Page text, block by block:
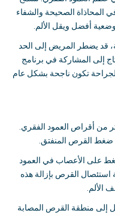
المحاذاة الصحيحة والشفاء
أفضل ويقل الألم.
قد يضطر المريض إلى الحد
إلى المشاركة في برنامج
تكون ناجحة بشكل عام
من أقراص العمود الفقري.
ضغط القرص المنفتق.
على الأعصاب في العمود
استئصال القرص بإزالة هذه
الألم.
إلى منطقة القرص المصابة